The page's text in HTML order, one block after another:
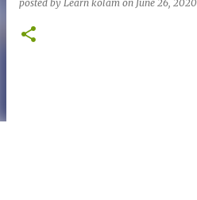
posted by Learn kolam on June 26, 2020